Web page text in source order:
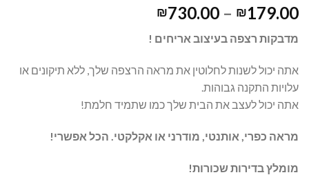
₪179.00
–
₪730.00
מדבקות רצפה בעיצוב אריחים !
אתה יכול לשנות לחלוטין את מראה הרצפה שלך, ללא תיקונים או
עלויות התקנה גבוהות.
אתה יכול לעצב את הבית שלך כמו שתמיד חלמת!
מראה כפרי, אותנטי, מודרני או אקלקטי. הכל אפשרי!
מומלץ בדירות שכורות!